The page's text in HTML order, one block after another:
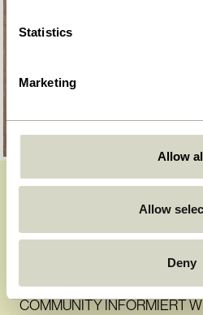
Statistics
Marketing
Allow
Allow
Deny
WERDEN SIE
HÜBSCH-
SEIEN SIE DIE ERSTEN, DIE
UND EXKLUSIVE
COMMUNITY INFORMIERT